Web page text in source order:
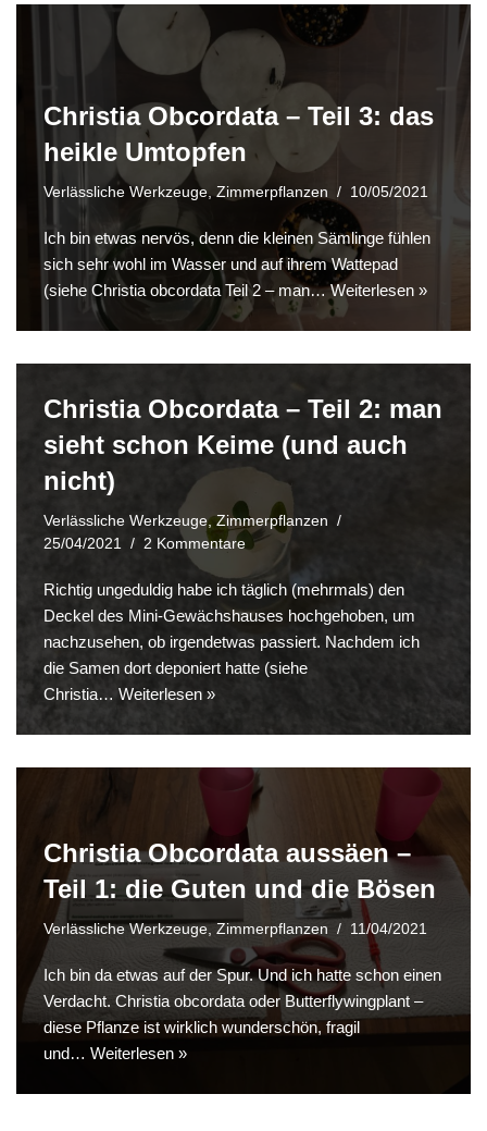
Christia Obcordata – Teil 3: das
heikle Umtopfen
Verlässliche Werkzeuge, Zimmerpflanzen 10/05/2021
Ich bin etwas nervös, denn die kleinen Sämlinge fühlen
sich sehr wohl im Wasser und auf ihrem Wattepad
(siehe Christia obcordata Teil 2 – man…Weiterlesen »
Christia Obcordata – Teil 2: man
sieht schon Keime (und auch
nicht)
Verlässliche Werkzeuge,Zimmerpflanzen
25/04/2021
2 Kommentare
Richtig ungeduldig habe ich täglich (mehrmals) den
Deckel des Mini-Gewächshauses hochgehoben, um
nachzusehen, ob irgendetwas passiert. Nachdem ich
die Samen dort deponiert hatte (siehe
Christia… Weiterlesen »
Christia Obcordata aussäen –
Teil 1: die Guten und die Bösen
Verlässliche Werkzeuge,Zimmerpflanzen 11/04/2021
Ich bin da etwas auf der Spur. Und ich hatte schon einen
Verdacht. Christia obcordata oder Butterflywingplant –
diese Pflanze ist wirklich wunderschön, fragil
und… Weiterlesen »